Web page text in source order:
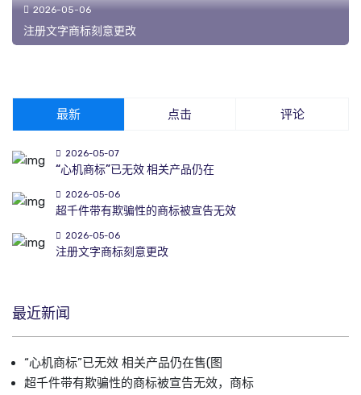
2026-05-06
注册文字商标刻意更改
最新 点击 评论
2026-05-07
“心机商标”已无效 相关产品仍在
2026-05-06
超千件带有欺骗性的商标被宣告无效
2026-05-06
注册文字商标刻意更改
最近新闻
“心机商标”已无效 相关产品仍在售(图
超千件带有欺骗性的商标被宣告无效，商标